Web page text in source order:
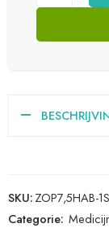
SKU:ZOP7,5HAB-
Categorie: